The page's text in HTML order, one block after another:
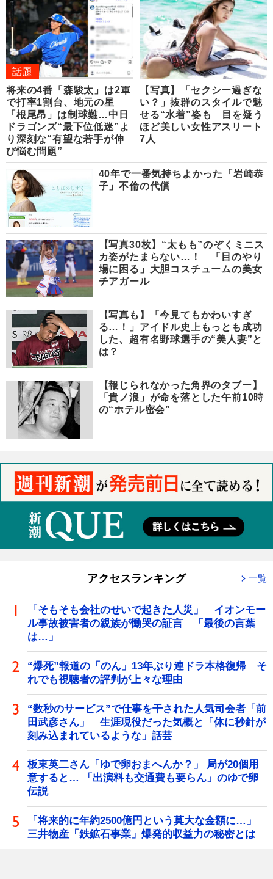
話題
将来の4番「森駿太」は2軍
で打率1割台、地元の星
「根尾昂」は制球難…中日
ドラゴンズ“最下位低迷”よ
り深刻な“有望な若手が伸
び悩む問題”
【写真】「セクシー過ぎな
い？」抜群のスタイルで魅
せる“水着”姿も 目を疑う
ほど美しい女性アスリート
7人
40年で一番気持ちよかった「岩崎恭
子」不倫の代償
【写真30枚】“太もも”のぞくミニス
カ姿がたまらない…！ 「目のやり
場に困る」大胆コスチュームの美女
チアガール
【写真も】「今見てもかわいすぎ
る…！」アイドル史上もっとも成功
した、超有名野球選手の“美人妻”と
は？
【報じられなかった角界のタブー】
「貴ノ浪」が命を落とした午前10時
の“ホテル密会”
アクセスランキング 一覧
「そもそも会社のせいで起きた人災」 イオンモー
ル事故被害者の親族が慟哭の証言 「最後の言葉
は…」
“爆死”報道の「のん」13年ぶり連ドラ本格復帰 そ
れでも視聴者の評判が上々な理由
“数秒のサービス”で仕事を干された人気司会者「前
田武彦さん」 生涯現役だった気概と「体に秒針が
刻み込まれているような」話芸
板東英二さん「ゆで卵おまへんか？」 局が20個用
意すると… 「出演料も交通費も要らん」のゆで卵
伝説
「将来的に年約2500億円という莫大な金額に…」
三井物産「鉄鉱石事業」爆発的収益力の秘密とは